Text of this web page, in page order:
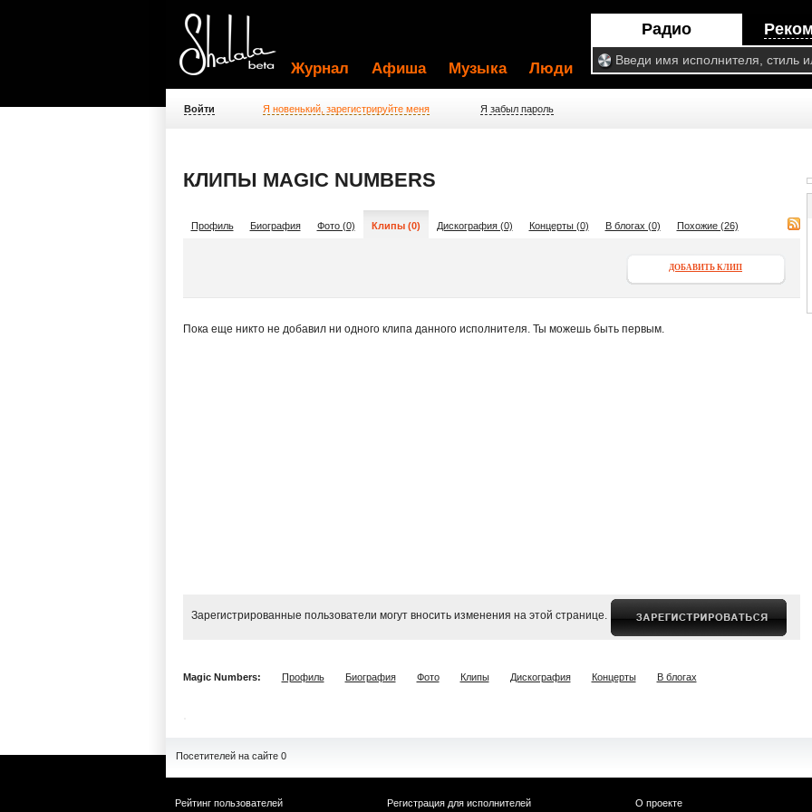
Радио
Журнал Афиша Музыка Люди
Войти Я новенький, зарегистрируйте меня Я забыл пароль
КЛИПЫ MAGIC NUMBERS
Профиль Биография Фото (0) Клипы (0) Дискография (0) Концерты (0) В блогах (0) Похожие (26)
ДОБАВИТЬ КЛИП
Пока еще никто не добавил ни одного клипа данного исполнителя. Ты можешь быть первым.
Зарегистрированные пользователи могут вносить изменения на этой странице.
Magic Numbers: Профиль Биография Фото Клипы Дискография Концерты В блогах
Посетителей на сайте 0
Рейтинг пользователей
Регистрация для исполнителей
О проекте